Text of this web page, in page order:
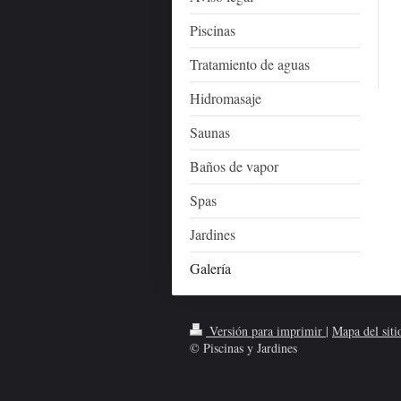
Piscinas
Tratamiento de aguas
Hidromasaje
Saunas
Baños de vapor
Spas
Jardines
Galería
Versión para imprimir | Mapa del
© Piscinas y Jardines